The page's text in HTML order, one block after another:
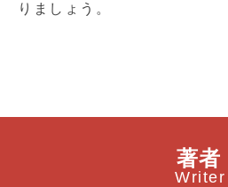
りましょう。
著者
Writer